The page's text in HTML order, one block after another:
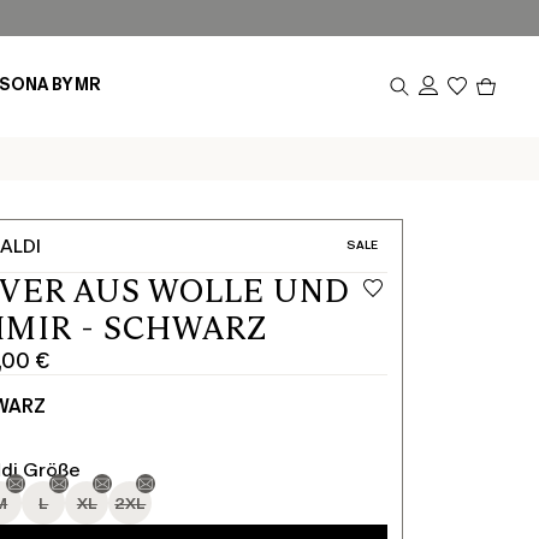
BY MR
KATEGORIE:
SALE
AUS WOLLE UND
- SCHWARZ
€
Größe
L XL 2XL